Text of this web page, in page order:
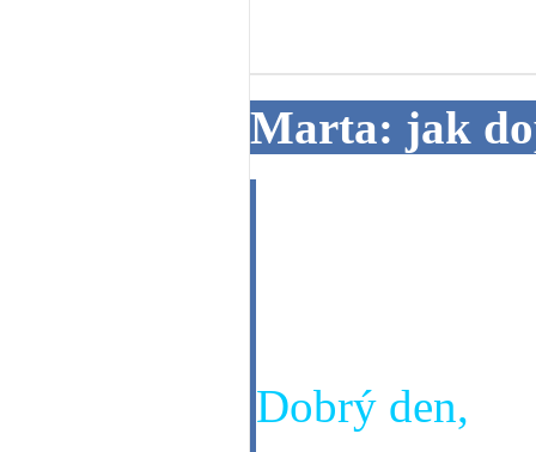
Marta: jak
Dobrý den,